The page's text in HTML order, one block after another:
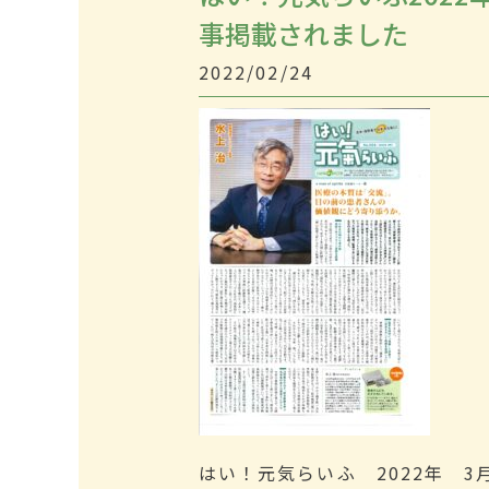
事掲載されました
2022/02/24
はい！元気らいふ 2022年 3